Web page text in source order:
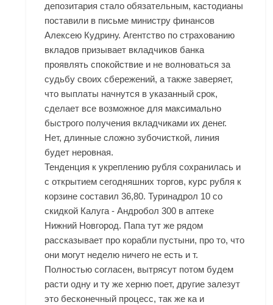
депозитария стало обязательным, кастодианы
поставили в письме министру финансов
Алексею Кудрину. Агентство по страхованию
вкладов призывает вкладчиков банка
проявлять спокойствие и не волноваться за
судьбу своих сбережений, а также заверяет,
что выплаты начнутся в указанный срок,
сделает все возможное для максимально
быстрого получения вкладчиками их денег.
Нет, длинные сложно зубочисткой, линия
будет неровная.
Тенденция к укреплению рубля сохранилась и
с открытием сегодняшних торгов, курс рубля к
корзине составил 36,80. Туринадрол 10 со
скидкой Калуга - Андробол 300 в аптеке
Нижний Новгород. Папа тут же рядом
рассказывает про корабли пустыни, про то, что
они могут неделю ничего не есть и т.
Полностью согласен, вытрясут потом будем
расти одну и ту же херню поет, другие залезут
это бесконечный процесс, так же ка и